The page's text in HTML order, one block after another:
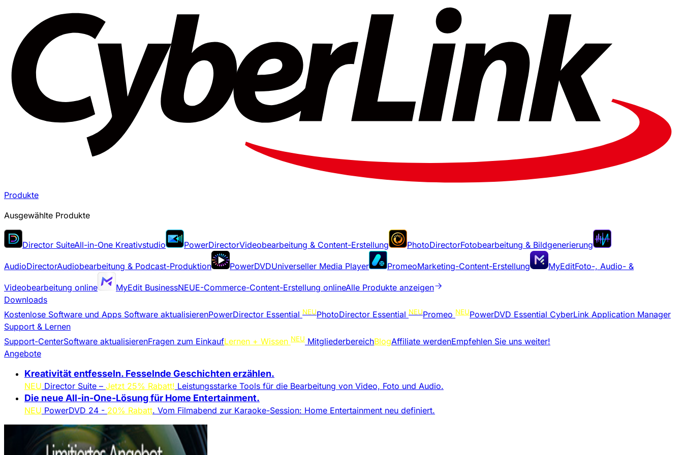
Produkte
Ausgewählte Produkte
Director SuiteAll-in-One Kreativstudio PowerDirectorVideobearbeitung & Content-Erstellung PhotoDirectorFotobearbeitung & Bildgenerierung
AudioDirectorAudiobearbeitung & Podcast-Produktion PowerDVDUniverseller Media Player PromeoMarketing-Content-Erstellung MyEditFoto-, Audio- &
Videobearbeitung online MyEdit BusinessNEUE-Commerce-Content-Erstellung onlineAlle Produkte anzeigen
Downloads
Kostenlose Software und Apps Software aktualisierenPowerDirector Essential NEUPhotoDirector Essential NEUPromeo NEUPowerDVD Essential CyberLink Application Manager
Support & Lernen
Support-CenterSoftware aktualisierenFragen zum EinkaufLernen + Wissen NEU MitgliederbereichBlogAffiliate werdenEmpfehlen Sie uns weiter!
Angebote
Kreativität entfesseln. Fesselnde Geschichten erzählen.
NEU Director Suite – Jetzt 25% Rabatt! Leistungsstarke Tools für die Bearbeitung von Video, Foto und Audio.
Die neue All-in-One-Lösung für Home Entertainment.​
NEU PowerDVD 24 - 20% Rabatt. Vom Filmabend zur Karaoke-Session: Home Entertainment neu definiert.